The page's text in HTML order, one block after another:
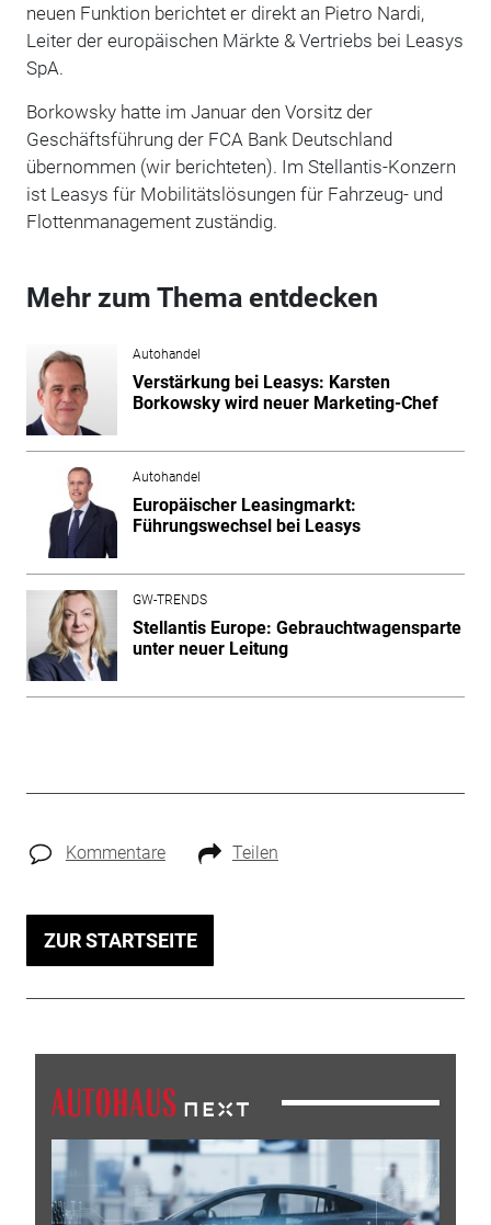
neuen Funktion berichtet er direkt an Pietro Nardi,
Leiter der europäischen Märkte & Vertriebs bei Leasys
SpA.
Borkowsky hatte im Januar den Vorsitz der
Geschäftsführung der FCA Bank Deutschland
übernommen (wir berichteten). Im Stellantis-Konzern
ist Leasys für Mobilitätslösungen für Fahrzeug- und
Flottenmanagement zuständig.
Mehr zum Thema entdecken
Autohandel
Verstärkung bei Leasys: Karsten
Borkowsky wird neuer Marketing-Chef
Autohandel
Europäischer Leasingmarkt:
Führungswechsel bei Leasys
GW-TRENDS
Stellantis Europe: Gebrauchtwagensparte
unter neuer Leitung
Kommentare Teilen
ZUR STARTSEITE